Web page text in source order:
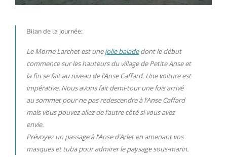
Bilan de la journée:
Le Morne Larchet est unejolie baladedont le début
commence sur les hauteurs du village de Petite Anse et
la fin se fait au niveau de l’Anse Caffard. Une voiture est
impérative. Nous avons fait demi-tour une fois arrivé
au sommet pour ne pas redescendre à l’Anse Caffard
mais vous pouvez allez de l’autre côté si vous avez
envie.
Prévoyez un passage à l’Anse d’Arlet en amenant vos
masques et tuba pour admirer le paysage sous-marin.